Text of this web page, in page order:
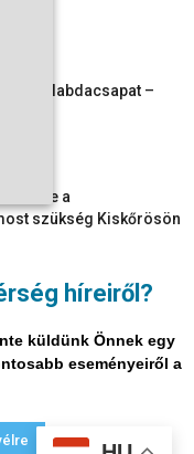
híreiről?
küldünk Önnek egy
eseményeiről a
kézilabdacsapat –
ezekre a
szükség Kiskőrösön
újraindulhat a
Impresszum